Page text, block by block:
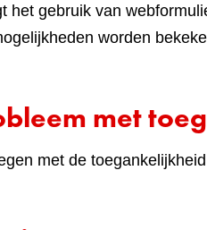
het gebruik van
worden
met
met de